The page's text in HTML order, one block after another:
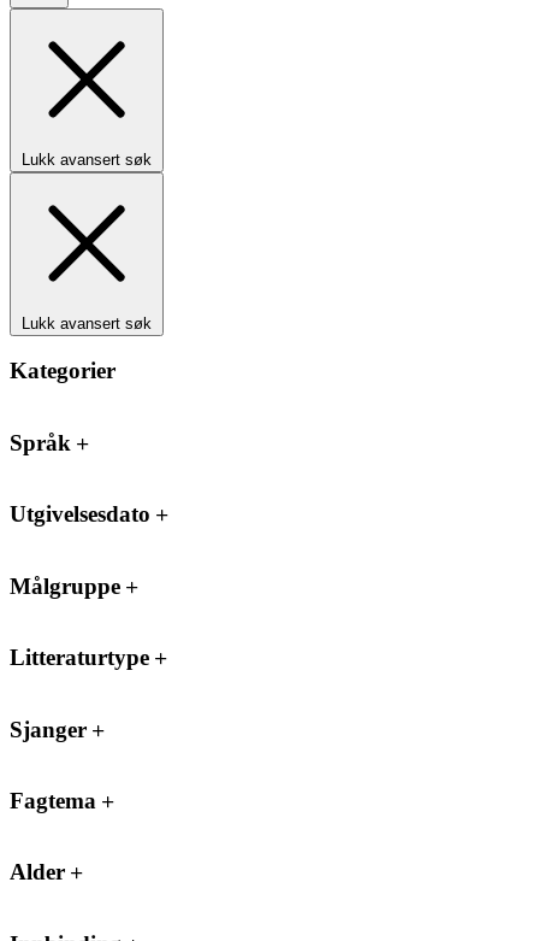
Lukk avansert søk
Lukk avansert søk
Kategorier
Språk
Utgivelsesdato
Målgruppe
Litteraturtype
Sjanger
Fagtema
Alder